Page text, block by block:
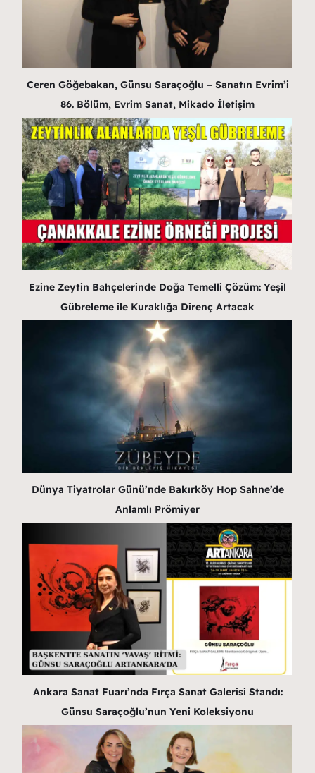
Ceren Göğebakan, Günsu Saraçoğlu – Sanatın Evrim’i
86. Bölüm, Evrim Sanat, Mikado İletişim
Ezine Zeytin Bahçelerinde Doğa Temelli Çözüm: Yeşil
Gübreleme ile Kuraklığa Direnç Artacak
Dünya Tiyatrolar Günü’nde Bakırköy Hop Sahne’de
Anlamlı Prömiyer
Ankara Sanat Fuarı’nda Fırça Sanat Galerisi Standı:
Günsu Saraçoğlu’nun Yeni Koleksiyonu